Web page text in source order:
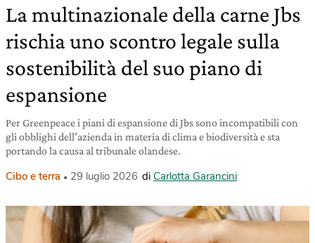
La multinazionale della carne Jbs
rischia uno scontro legale sulla
sostenibilità del suo piano di
espansione
Per Greenpeace i piani di espansione di Jbs sono incompatibili con
gli obblighi dell’azienda in materia di clima e biodiversità e sta
portando la causa al tribunale olandese.
Cibo e terra 29 luglio 2026 di Carlotta Garancini